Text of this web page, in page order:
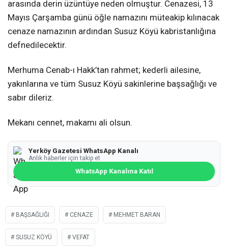
arasında derin üzüntüye neden olmuştur. Cenazesi, 13
Mayıs Çarşamba günü öğle namazını müteakip kılınacak
cenaze namazının ardından Susuz Köyü kabristanlığına
defnedilecektir.
Merhuma Cenab-ı Hakk’tan rahmet; kederli ailesine,
yakınlarına ve tüm Susuz Köyü sakinlerine başsağlığı ve
sabır dileriz.
Mekanı cennet, makamı ali olsun.
Yerköy Gazetesi WhatsApp Kanalı
Anlık haberler için takip et
WhatsApp Kanalına Katıl
BAŞSAĞLIĞI CENAZE MEHMET BARAN
SUSUZ KÖYÜ VEFAT